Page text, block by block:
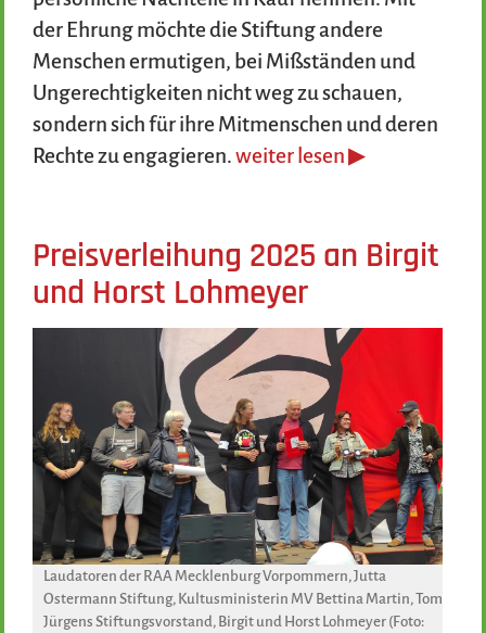
der Ehrung möchte die Stiftung andere
Menschen ermutigen, bei Mißständen und
Ungerechtigkeiten nicht weg zu schauen,
sondern sich für ihre Mitmenschen und deren
Rechte zu engagieren.weiter lesen ▶
Preisverleihung 2025 an Birgit
und Horst Lohmeyer
Laudatoren der RAA Mecklenburg Vorpommern, Jutta
Ostermann Stiftung, Kultusministerin MV Bettina Martin, Tom
Jürgens Stiftungsvorstand, Birgit und Horst Lohmeyer (Foto: